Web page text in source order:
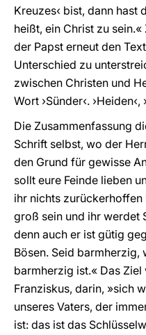
Kreuzes‹ bist, dann hast
heißt, ein Christ zu
der Papst erneut den
Unterschied zu
zwischen Christen und
Wort ›Sünder‹. ›Heiden‹,
Die Zusammenfassung
Schrift selbst, wo der
den Grund für gewisse
sollt eure Feinde lieben
ihr nichts
groß sein und ihr werdet
denn auch er ist gütig
Bösen. Seid barmherzig,
barmherzig ist.« Das
Franziskus, darin, »sich
unseres Vaters, der
ist: das ist das